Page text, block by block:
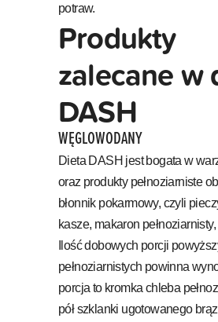
potraw.
Produkty
zalecane w
DASH
WĘGLOWODANY
Dieta DASH jest bogata w
oraz produkty pełnoziarniste
błonnik pokarmowy, czyli
kasze, makaron
Ilość dobowych porcji
pełnoziarnistych powinna
porcja to kromka chleba
pół szklanki ugotowanego